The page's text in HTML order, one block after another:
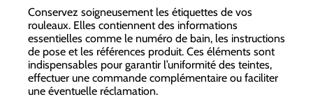
Conservez soigneusement les étiquettes de vos
rouleaux. Elles contiennent des informations
essentielles comme le numéro de bain, les instructions
de pose et les références produit. Ces éléments sont
indispensables pour garantir l’uniformité des teintes,
effectuer une commande complémentaire ou faciliter
une éventuelle réclamation.